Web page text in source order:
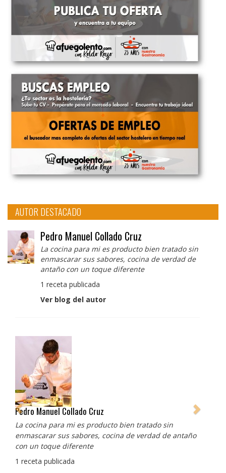
AUTOR DESTACADO
Pedro Manuel Collado Cruz
La cocina para mi es producto bien tratado sin
enmascarar sus sabores, cocina de verdad de
antaño con un toque diferente
1 receta publicada
Ver blog del autor
Albert Adrià
Redes sociales:
https://www.instagram.com/enigma_albertadria/
https://www.instagram.com/albertadriaprojects/
3 recetas publicadas